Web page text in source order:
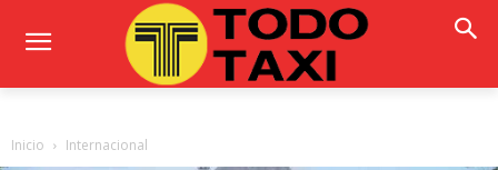
Inicio Internacional